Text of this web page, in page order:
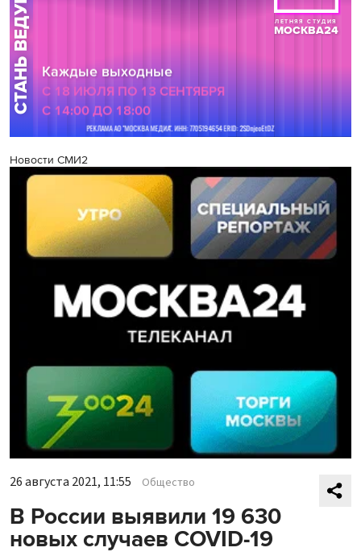
Новости СМИ2
26 августа 2021, 11:55 Общество
В России выявили 19 630
новых случаев COVID-19